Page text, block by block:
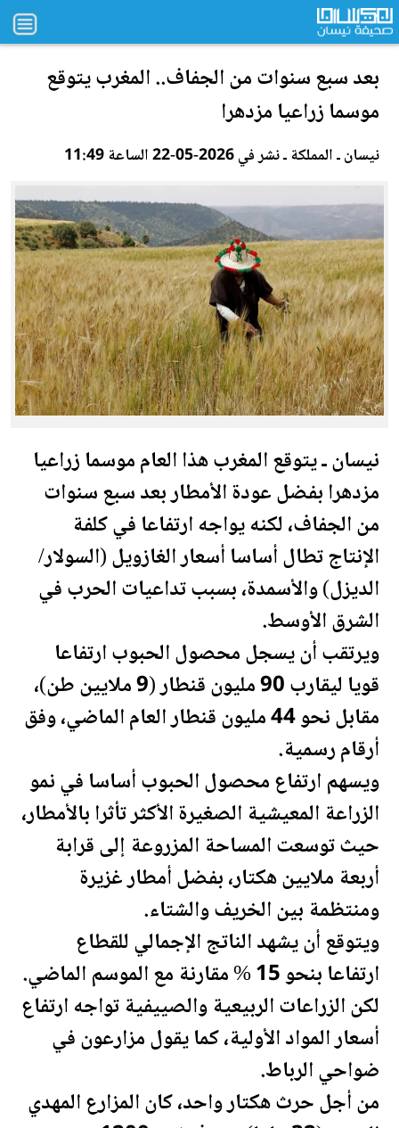
بعد سبع سنوات من الجفاف.. المغرب يتوقع
موسما زراعيا مزدهرا
نيسان ـ المملكة ـ نشر في 2026-05-22 الساعة 11:49
نيسان ـ يتوقعالمغربهذا العام موسما زراعيا
مزدهرا بفضل عودة الأمطار بعد سبع سنوات
من الجفاف، لكنه يواجه ارتفاعا في كلفة
الإنتاج تطال أساسا أسعار الغازويل (السولار/
الديزل) والأسمدة، بسبب تداعيات الحرب في
الشرق الأوسط.
ويرتقب أن يسجل محصول الحبوب ارتفاعا
قويا ليقارب 90 مليون قنطار (9 ملايين طن)،
مقابل نحو 44 مليون قنطار العام الماضي، وفق
أرقام رسمية.
ويسهم ارتفاع محصول الحبوب أساسا في نمو
الزراعة المعيشية الصغيرة الأكثر تأثرا بالأمطار،
حيث توسعت المساحة المزروعة إلى قرابة
أربعة ملايين هكتار، بفضل أمطار غزيرة
ومنتظمة بين الخريف والشتاء.
ويتوقع أن يشهد الناتج الإجمالي للقطاع
ارتفاعا بنحو 15 % مقارنة مع الموسم الماضي.
لكن الزراعات الربيعية والصييفية تواجه ارتفاع
أسعار المواد الأولية، كما يقول مزارعون في
ضواحي الرباط.
من أجل حرث هكتار واحد، كانالمزارع المهدي